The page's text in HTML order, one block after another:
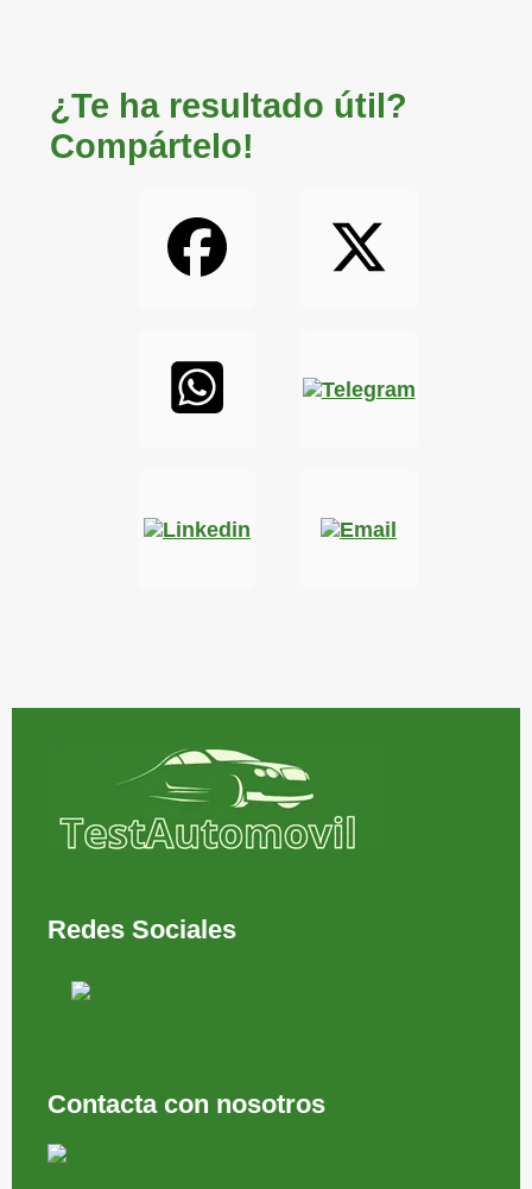
¿Te ha resultado útil?
Compártelo!
Redes Sociales
Contacta con nosotros